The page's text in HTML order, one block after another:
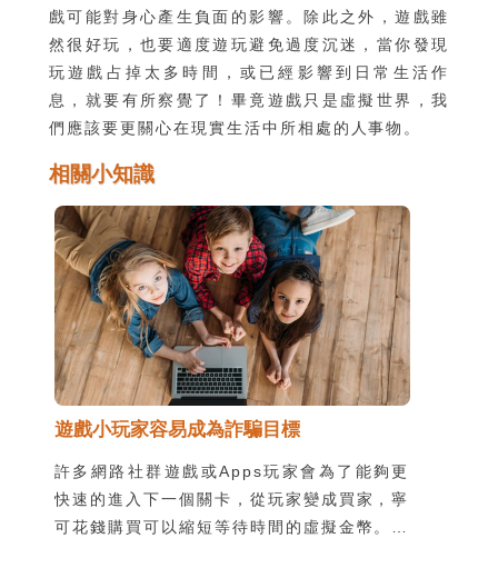
戲可能對身心產生負面的影響。除此之外，遊戲雖
然很好玩，也要適度遊玩避免過度沉迷，當你發現
玩遊戲占掉太多時間，或已經影響到日常生活作
息，就要有所察覺了！畢竟遊戲只是虛擬世界，我
們應該要更關心在現實生活中所相處的人事物。
相關小知識
遊戲小玩家容易成為詐騙目標
許多網路社群遊戲或Apps玩家會為了能夠更
快速的進入下一個關卡，從玩家變成買家，寧
可花錢購買可以縮短等待時間的虛擬金幣。也